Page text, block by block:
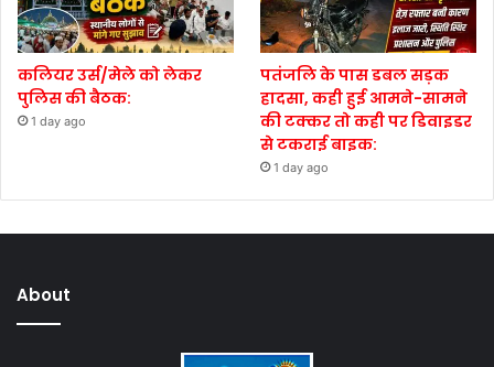
कलियर उर्स/मेले को लेकर
पुलिस की बैठक:
1 day ago
पतंजलि के पास डबल सड़क
हादसा, कही हुई आमने-सामने
की टक्कर तो कही पर डिवाइडर
से टकराई बाइक:
1 day ago
About